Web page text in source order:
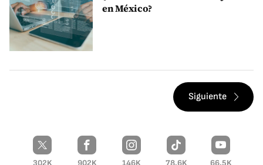
en México?
Siguiente